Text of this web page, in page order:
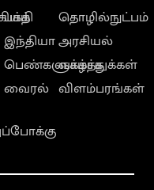
பக்தி
இந்தியா
பெண்களுக்காக
வைரல்
தொழில்நுட்பம்
அரசியல்
வாழ்த்துக்கள்
விளம்பரங்கள்